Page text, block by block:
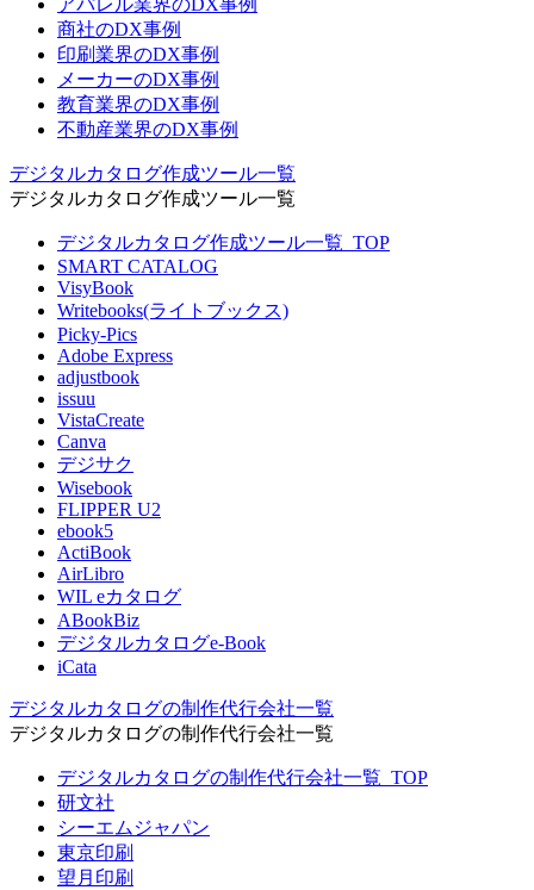
アパレル業界のDX事例
商社のDX事例
印刷業界のDX事例
メーカーのDX事例
教育業界のDX事例
不動産業界のDX事例
デジタルカタログ作成ツール一覧
デジタルカタログ作成ツール一覧
デジタルカタログ作成ツール一覧_TOP
SMART CATALOG
VisyBook
Writebooks(ライトブックス)
Picky-Pics
Adobe Express
adjustbook
issuu
VistaCreate
Canva
デジサク
Wisebook
FLIPPER U2
ebook5
ActiBook
AirLibro
WIL eカタログ
ABookBiz
デジタルカタログe-Book
iCata
デジタルカタログの制作代行会社一覧
デジタルカタログの制作代行会社一覧
デジタルカタログの制作代行会社一覧_TOP
研文社
シーエムジャパン
東京印刷
望月印刷